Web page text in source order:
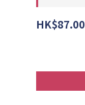
HK$87.00